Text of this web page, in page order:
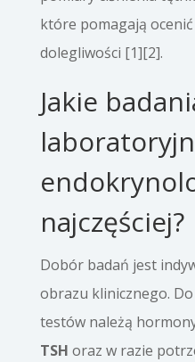
które pomagają
dolegliwości [1][2].
Jakie
najczęściej?
Dobór badań jest
obrazu klinicznego.
testów należą
TSH oraz w razie